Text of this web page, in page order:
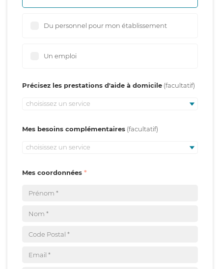
Du personnel pour mon établissement
Un emploi
Précisez les prestations d'aide à domicile
choisissez un service
Mes besoins complémentaires
choisissez un service
Mes coordonnées